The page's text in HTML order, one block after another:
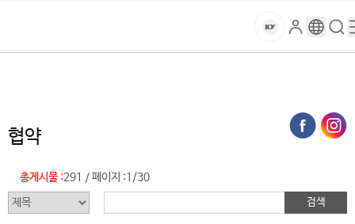
건
대
학
교
마
로
그
구
글
검
색
메
로
협약
총게시물 :291 /페이지 :1/30